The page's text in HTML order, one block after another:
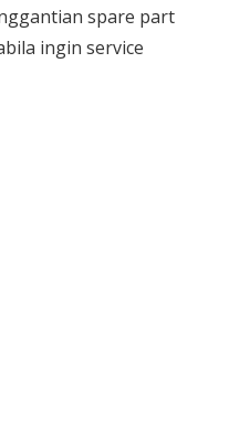
spare part
ingin service